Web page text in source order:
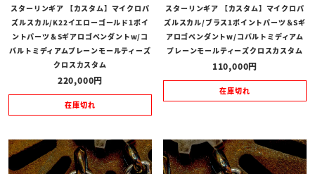
スターリンギア 【カスタム】マイクロパ
ズルスカル/K22イエローゴールド1ポイ
ントパーツ＆Sギアロゴペンダントw/コ
バルトミディアムプレーンモールティーズ
クロスカスタム
220,000
在庫切れ
スターリンギア 【カスタム】マイクロパ
ズルスカル/ブラス1ポイントパーツ＆Sギ
アロゴペンダントw/コバルトミディアム
プレーンモールティーズクロスカスタム
110,000
在庫切れ